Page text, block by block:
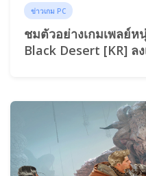
ข่าวเกม PC
ชมตัวอย่างเกมเพลย์
Black Desert [KR] ล